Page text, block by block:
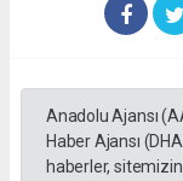
Anadolu Ajansı
Haber Ajansı
haberler,